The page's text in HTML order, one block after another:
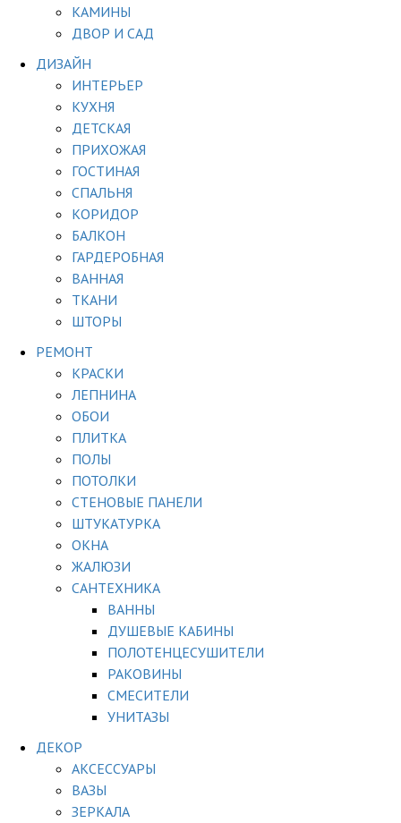
КАМИНЫ
ДВОР И САД
ДИЗАЙН
ИНТЕРЬЕР
КУХНЯ
ДЕТСКАЯ
ПРИХОЖАЯ
ГОСТИНАЯ
СПАЛЬНЯ
КОРИДОР
БАЛКОН
ГАРДЕРОБНАЯ
ВАННАЯ
ТКАНИ
ШТОРЫ
РЕМОНТ
КРАСКИ
ЛЕПНИНА
ОБОИ
ПЛИТКА
ПОЛЫ
ПОТОЛКИ
СТЕНОВЫЕ ПАНЕЛИ
ШТУКАТУРКА
ОКНА
ЖАЛЮЗИ
САНТЕХНИКА
ВАННЫ
ДУШЕВЫЕ КАБИНЫ
ПОЛОТЕНЦЕСУШИТЕЛИ
РАКОВИНЫ
СМЕСИТЕЛИ
УНИТАЗЫ
ДЕКОР
АКСЕССУАРЫ
ВАЗЫ
ЗЕРКАЛА